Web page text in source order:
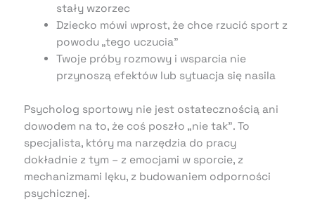
stały wzorzec
Dziecko mówi wprost, że chce rzucić sport z
powodu „tego uczucia”
Twoje próby rozmowy i wsparcia nie
przynoszą efektów lub sytuacja się nasila
Psycholog sportowy nie jest ostatecznością ani
dowodem na to, że coś poszło „nie tak”. To
specjalista, który ma narzędzia do pracy
dokładnie z tym – z emocjami w sporcie, z
mechanizmami lęku, z budowaniem odporności
psychicznej.